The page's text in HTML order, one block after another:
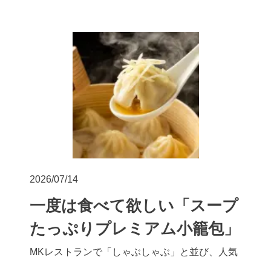
2026/07/14
一度は食べて欲しい「スープ
たっぷりプレミアム小籠包」
MKレストランで「しゃぶしゃぶ」と並び、人気